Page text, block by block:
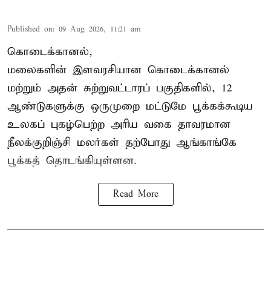
Published on: 09 Aug 2026, 11:21 am
கொடைக்கானல்,
மலைகளின் இளவரசியான கொடைக்கானல்
மற்றும் அதன் சுற்றுவட்டாரப் பகுதிகளில், 12
ஆண்டுகளுக்கு ஒருமுறை மட்டுமே பூக்கக்கூடிய
உலகப் புகழ்பெற்ற அரிய வகை தாவரமான
நீலக்குறிஞ்சி மலர்கள் தற்போது ஆங்காங்கே
பூக்கத் தொடங்கியுள்ளன.
Read More